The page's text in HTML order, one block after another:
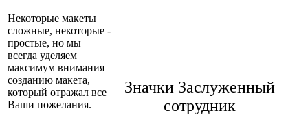
Некоторые макеты
сложные, некоторые -
простые, но мы
всегда уделяем
максимум внимания
созданию макета,
который отражал все
Ваши пожелания.
Значки Заслуженный
сотрудник